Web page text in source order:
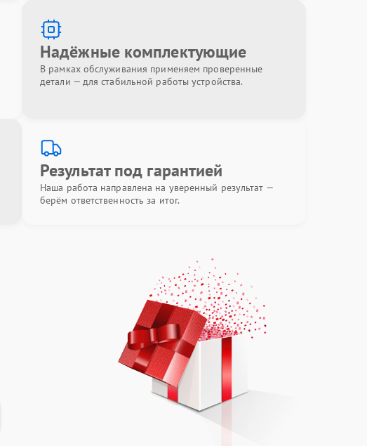
Надёжные комплектующие
В рамках обслуживания применяем проверенные
детали — для стабильной работы устройства.
Результат под гарантией
Наша работа направлена на уверенный результат —
берём ответственность за итог.